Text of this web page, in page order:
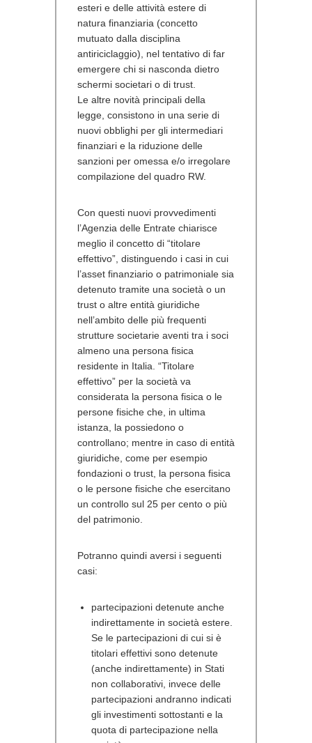
esteri e delle attività estere di
natura finanziaria (concetto
mutuato dalla disciplina
antiriciclaggio), nel tentativo di far
emergere chi si nasconda dietro
schermi societari o di trust.
Le altre novità principali della
legge, consistono in una serie di
nuovi obblighi per gli intermediari
finanziari e la riduzione delle
sanzioni per omessa e/o irregolare
compilazione del quadro RW.
Con questi nuovi provvedimenti
l’Agenzia delle Entrate chiarisce
meglio il concetto di “titolare
effettivo”, distinguendo i casi in cui
l’asset finanziario o patrimoniale sia
detenuto tramite una società o un
trust o altre entità giuridiche
nell’ambito delle più frequenti
strutture societarie aventi tra i soci
almeno una persona fisica
residente in Italia. “Titolare
effettivo” per la società va
considerata la persona fisica o le
persone fisiche che, in ultima
istanza, la possiedono o
controllano; mentre in caso di entità
giuridiche, come per esempio
fondazioni o trust, la persona fisica
o le persone fisiche che esercitano
un controllo sul 25 per cento o più
del patrimonio.
Potranno quindi aversi i seguenti
casi:
partecipazioni detenute anche
indirettamente in società estere.
Se le partecipazioni di cui si è
titolari effettivi sono detenute
(anche indirettamente) in Stati
non collaborativi, invece delle
partecipazioni andranno indicati
gli investimenti sottostanti e la
quota di partecipazione nella